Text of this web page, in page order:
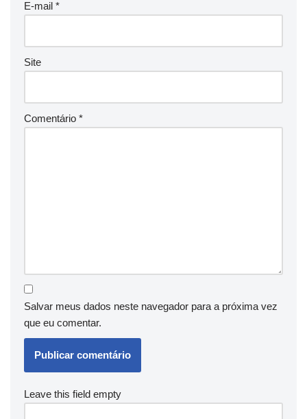
E-mail *
Site
Comentário *
Salvar meus dados neste navegador para a próxima vez
que eu comentar.
Leave this field empty